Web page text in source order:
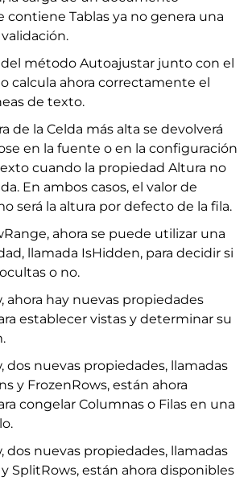
contiene Tablas ya no genera una
del método Autoajustar junto con el
calcula ahora correctamente el
de texto.
de la Celda más alta se devolverá
en la fuente o en la configuración
cuando la propiedad Altura no
En ambos casos, el valor de
será la altura por defecto de la fila.
ahora se puede utilizar una
llamada IsHidden, para decidir si
o no.
ahora hay nuevas propiedades
establecer vistas y determinar su
dos nuevas propiedades, llamadas
y FrozenRows, están ahora
congelar Columnas o Filas en una
dos nuevas propiedades, llamadas
SplitRows, están ahora disponibles